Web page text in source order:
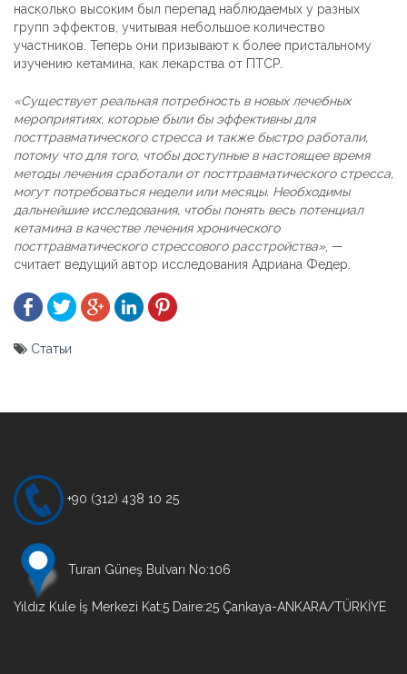
насколько высоким был перепад наблюдаемых у разных
групп эффектов, учитывая небольшое количество
участников. Теперь они призывают к более пристальному
изучению кетамина, как лекарства от ПТСР.
«Существует реальная потребность в новых лечебных
мероприятиях, которые были бы эффективны для
посттравматического стресса и также быстро работали,
потому что для того, чтобы доступные в настоящее время
методы лечения сработали от посттравматического стресса,
могут потребоваться недели или месяцы. Необходимы
дальнейшие исследования, чтобы понять весь потенциал
кетамина в качестве лечения хронического
посттравматического стрессового расстройства», —
считает ведущий автор исследования Адриана Федер.
Статьи
+90 (312) 438 10 25
Turan Güneş Bulvarı No:106
Yıldız Kule İş Merkezi Kat:5 Daire:25 Çankaya-ANKARA/TÜRKİYE